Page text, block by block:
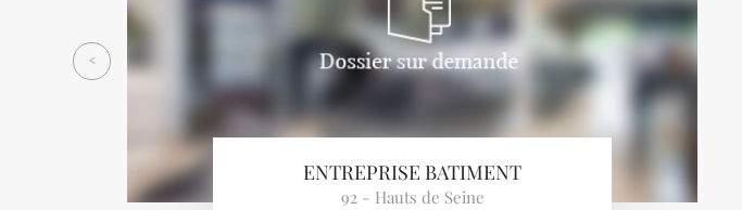
ENTREPRISE BATIMENT
92 - Hauts de Seine
<